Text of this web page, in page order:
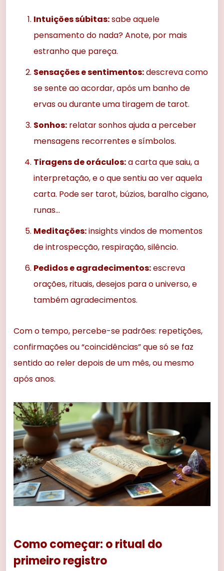
Intuições súbitas:sabe aquele
pensamento do nada? Anote, por mais
estranho que pareça.
Sensações e sentimentos:descreva como
se sente ao acordar, após um banho de
ervas ou durante uma tiragem de tarot.
Sonhos: relatar sonhos ajuda a perceber
mensagens recorrentes e símbolos.
Tiragens de oráculos:a carta que saiu, a
interpretação, e o que sentiu ao ver aquela
carta. Pode ser tarot, búzios, baralho cigano,
runas…
Meditações:insights vindos de momentos
de introspecção, respiração, silêncio.
Pedidos e agradecimentos:escreva
orações, rituais, desejos para o universo, e
também agradecimentos.
Com o tempo, percebe-se padrões: repetições,
confirmações ou “coincidências” que só se faz
sentido ao reler depois de um mês, ou mesmo
após anos.
Como começar: o ritual do
primeiro registro